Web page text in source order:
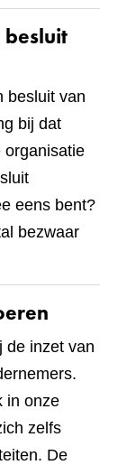
besluit van
bij dat
organisatie
eens bent?
bezwaar
de inzet van
in onze
zelfs
De